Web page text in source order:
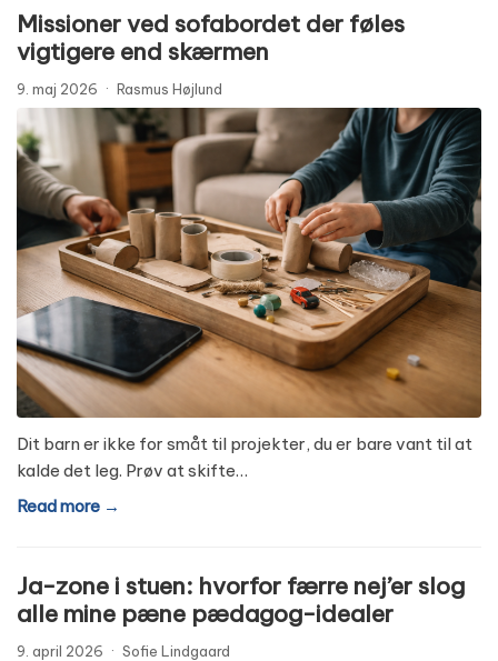
Missioner ved sofabordet der føles
vigtigere end skærmen
9. maj 2026 · Rasmus Højlund
Dit barn er ikke for småt til projekter, du er bare vant til at
kalde det leg. Prøv at skifte…
Read more →
Ja-zone i stuen: hvorfor færre nej’er slog
alle mine pæne pædagog-idealer
9. april 2026 · Sofie Lindgaard